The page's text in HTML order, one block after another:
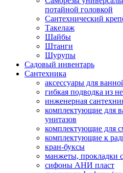
потайной головкой
Сантехнический
Такелаж
Шайбы
Штанги
Шурупы
Садовый инвентарь
Сантехника
аксессуары для
гибкая подводка из
инженерная
комплектующие для
унитазов
комплектующие для
комплектующие к
кран-буксы
манжеты, прокладки
сифоны АНИ пласт